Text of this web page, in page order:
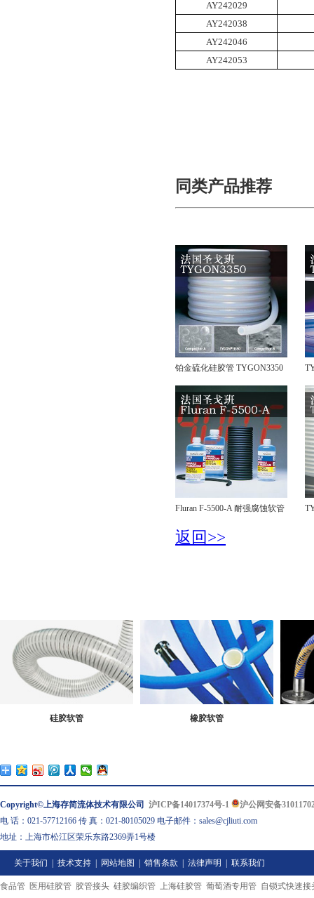
AY242029
AY242038
AY242046
AY242053
同类产品推荐
铂金硫化硅胶管 TYGON3350
Fluran F-5500-A 耐强腐蚀软管
返回>>
硅胶软管 橡胶软管
Copyright©上海存简流体技术有限公司 沪ICP备14017374号-1
沪公网安备
电 话：021-57712166 传 真：021-80105029 电子邮件：sales@cjliuti.com
地址：上海市松江区荣乐东路2369弄1号楼
关于我们 技术支持 网站地图 销售条款 法律声明 联系我们
食品管 医用硅胶管 胶管接头 硅胶编织管 上海硅胶管 葡萄酒专用管 自锁式快速接